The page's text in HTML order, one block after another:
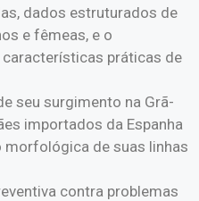
dados estruturados de
e fêmeas, e o
práticas de
seu surgimento na Grã-
importados da Espanha
morfológica de suas linhas
contra problemas